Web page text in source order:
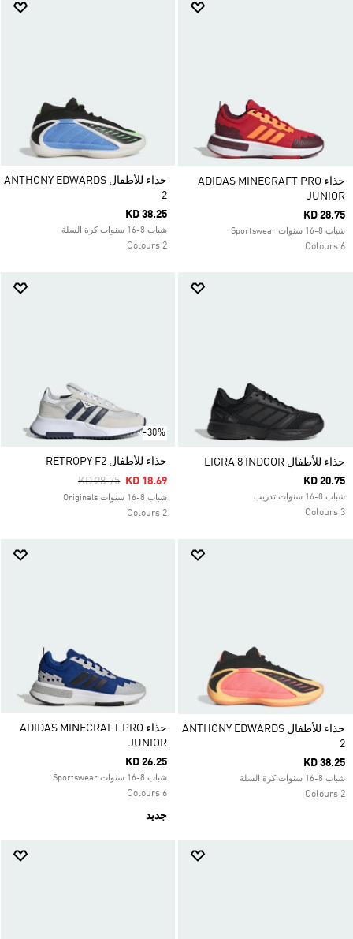
حذاء ADIDAS MINECRAFT PRO
JUNIOR
KD 28.75
شباب 8-16 سنوات Sportswear
6 Colours
حذاء للأطفال ANTHONY EDWARDS
2
KD 38.25
شباب 8-16 سنوات كرة السلة
2 Colours
حذاء للأطفال LIGRA 8 INDOOR
KD 20.75
شباب 8-16 سنوات تدريب
3 Colours
-30%
حذاء للأطفال RETROPY F2
Price Reduced From
KD 28.75ToKD 18.69
شباب 8-16 سنوات Originals
2 Colours
حذاء للأطفال ANTHONY EDWARDS
2
KD 38.25
شباب 8-16 سنوات كرة السلة
2 Colours
حذاء ADIDAS MINECRAFT PRO
JUNIOR
KD 26.25
شباب 8-16 سنوات Sportswear
6 Colours
جديد